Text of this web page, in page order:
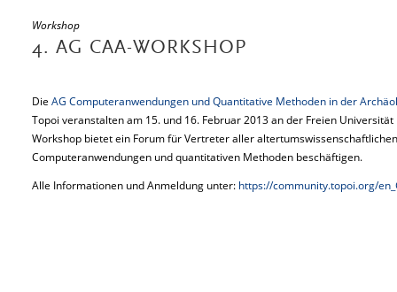
Workshop
4. AG CAA-WORKSHOP
Die AG Computeranwendungen und Quantitative Methoden in der
Topoi veranstalten am 15. und 16. Februar 2013 an der Freien
Workshop bietet ein Forum für Vertreter aller
Computeranwendungen und quantitativen Methoden beschäftigen.
Alle Informationen und Anmeldung unter: https://community.topoi.org/